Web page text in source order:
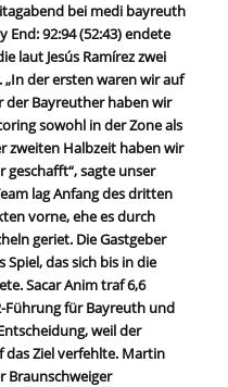
bei medi bayreuth
92:94 (52:43) endete
laut Jesús Ramírez zwei
der ersten waren wir auf
der Bayreuther haben wir
sowohl in der Zone als
zweiten Halbzeit haben wir
sagte unser
lag Anfang des dritten
vorne, ehe es durch
geriet. Die Gastgeber
das sich bis in die
Sacar Anim traf 6,6
Führung für Bayreuth und
weil der
Ziel verfehlte. Martin
Braunschweiger